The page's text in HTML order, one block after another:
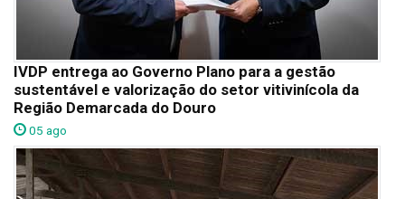
IVDP entrega ao Governo Plano para a gestão
sustentável e valorização do setor vitivinícola da
Região Demarcada do Douro
05 ago